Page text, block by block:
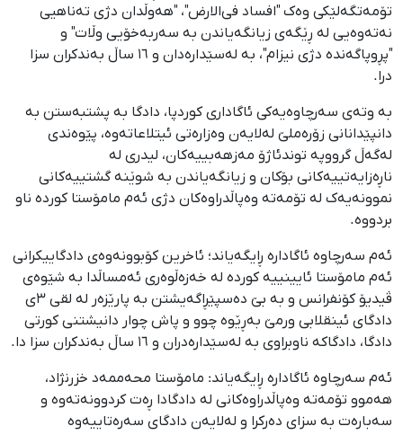
تۆمەتگەلێکی وەک "افساد فی‌الارض"، "هەوڵدان دژی تەناهیی
نەتەوەیی لە ڕێگەی زیانگەیاندن بە سەربەخۆیی وڵات" و
"پڕوپاگەندە دژی نیزام"، بە لەسێدارەدان و ١٦ ساڵ بەندکران سزا
درا.
بە وتەی سەرچاوەیەکی ئاگاداری کوردپا، دادگا بە پشتبەستن بە
دانپێدانانی زۆرەملێ لەلایەن وەزارەتی ئیتلاعاتەوە، پێوەندی
لەگەڵ گرووپە توندئاژۆ مەزهەبییەکان، لیدری لە
ناڕەزایەتییەکانی بۆکان و زیانگەیاندن بە شوێنە گشتییەکانی
نموونەیەک لە تۆمەتە وەپاڵدراوەکان دژی ئەم مامۆستا کوردە ناو
بردووە.
ئەم سەرچاوە ئاگادارە ڕایگەیاند؛ ئاخرین کۆبوونەوەی دادگاییکرانی
ئەم مامۆستا ئایینییە کوردە لە خەزەڵوەری ئەمساڵدا بە شێوەی
ڤیدیۆ کۆنفرانس و بە بێ دەسپێڕاگەیشتن بە پارێزەر لە لقی ٣ی
دادگای ئینقلابی ورمێ بەڕێوە چوو و پاش چوار دانیشتنی کورتی
دادگا، دادگاکە ناوبراوی بە لەسێدارەدران و ١٦ ساڵ بەندکران سزا دا.
ئەم سەرچاوە ئاگادارە ڕایگەیاند: مامۆستا محەممەد خزرنژاد،
هەموو تۆمەتە وەپاڵدراوەکانی لە دادگادا ڕەت کردوونەتەوە و
سەبارەت بە سزای دەرکرا و لەلایەن دادگای سەرەتاییەوە